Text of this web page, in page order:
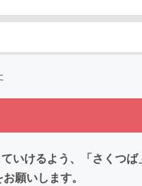
いけるよう、「さくつ
願いします。